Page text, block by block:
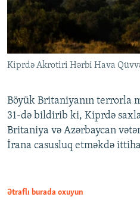
Kiprdə Akrotiri Hərbi Hava
Böyük Britaniyanın terrorla
31-də bildirib ki, Kiprdə
Britaniya və Azərbaycan
İrana casusluq etməkdə
Ətraflı burada oxuyun